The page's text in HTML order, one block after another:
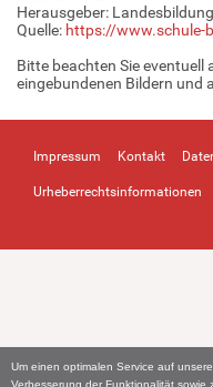
Um einen optimalen Service auf
Verbesserung der Funktionalität sowie
Herausgeber:
Quelle: https://www.schule-
Bitte beachten Sie eventuell
eingebundenen Bildern und
Impressum Kontakt
Urheberrechtsinformationen